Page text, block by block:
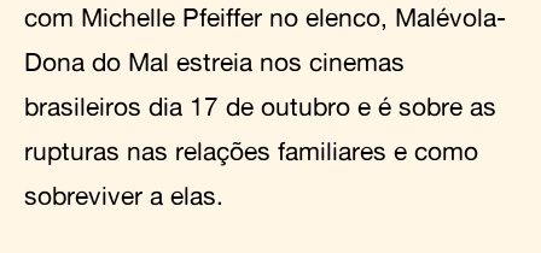
com Michelle Pfeiffer no elenco, Malévola-
Dona do Mal estreia nos cinemas
brasileiros dia 17 de outubro e é sobre as
rupturas nas relações familiares e como
sobreviver a elas.